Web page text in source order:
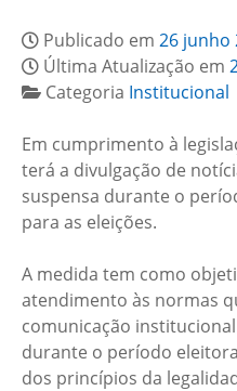
Publicado em 26 junho
Última Atualização em
Categoria Institucional
Em cumprimento à
terá a divulgação de
suspensa durante o
para as eleições.
A medida tem como
atendimento às normas
comunicação
durante o período
dos princípios da